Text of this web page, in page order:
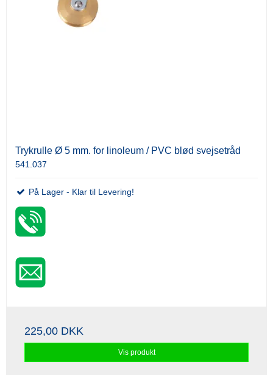
Trykrulle Ø 5 mm. for linoleum / PVC blød svejsetråd
541.037
På Lager - Klar til Levering!
225,00 DKK
Vis produkt